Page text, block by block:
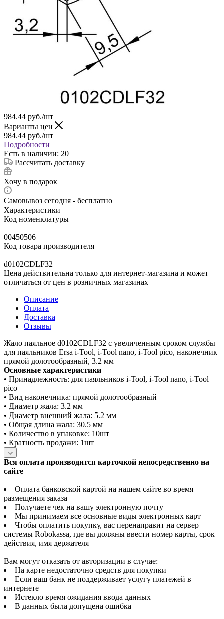
984.44 руб./шт
Варианты цен
984.44 руб./шт
Подробности
Есть в наличии: 20
Рассчитать доставку
Хочу в подарок
Самовывоз сегодня - бесплатно
Характеристики
Код номенклатуры
—
00450506
Код товара производителя
—
d0102CDLF32
Цена действительна только для интернет-магазина и может
отличаться от цен в розничных магазинах
Описание
Оплата
Доставка
Отзывы
Жало паяльное d0102CDLF32 с увеличенным сроком службы
для паяльников Ersa i-Tool, i-Tool nano, i-Tool pico, наконечник
прямой долотообразный, 3.2 мм
Основные характеристики
• Принадлежность: для паяльников i-Tool, i-Tool nano, i-Tool
pico
• Вид наконечника: прямой долотообразный
• Диаметр жала: 3.2 мм
• Диаметр внешний жала: 5.2 мм
• Общая длина жала: 30.5 мм
• Количество в упаковке: 10шт
• Кратность продажи: 1шт
Вся оплата производится карточкой непосредственно на
сайте
Оплата банковской картой на нашем сайте во время
размещения заказа
Получаете чек на вашу электронную почту
Мы принимаем все основные виды электронных карт
Чтобы оплатить покупку, вас перенаправит на сервер
системы Robokassa, где вы должны ввести номер карты, срок
действия, имя держателя
Вам могут отказать от авторизации в случае:
На карте недостаточно средств для покупки
Если ваш банк не поддерживает услугу платежей в
интернете
Истекло время ожидания ввода данных
В данных была допущена ошибка